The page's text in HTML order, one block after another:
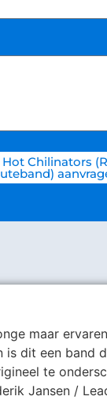
Chilinators
maar
dit een band
te
Jansen /